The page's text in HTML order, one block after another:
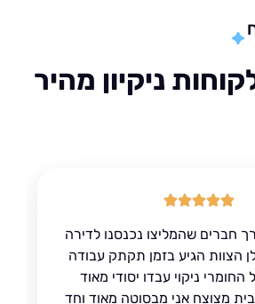
ניקיון מהיר
שהמליצו נכנסנו לדירה
בזמן תקתק עבודה
עבדו יסודי מאוד
אני מבסוטה מאוד וחד